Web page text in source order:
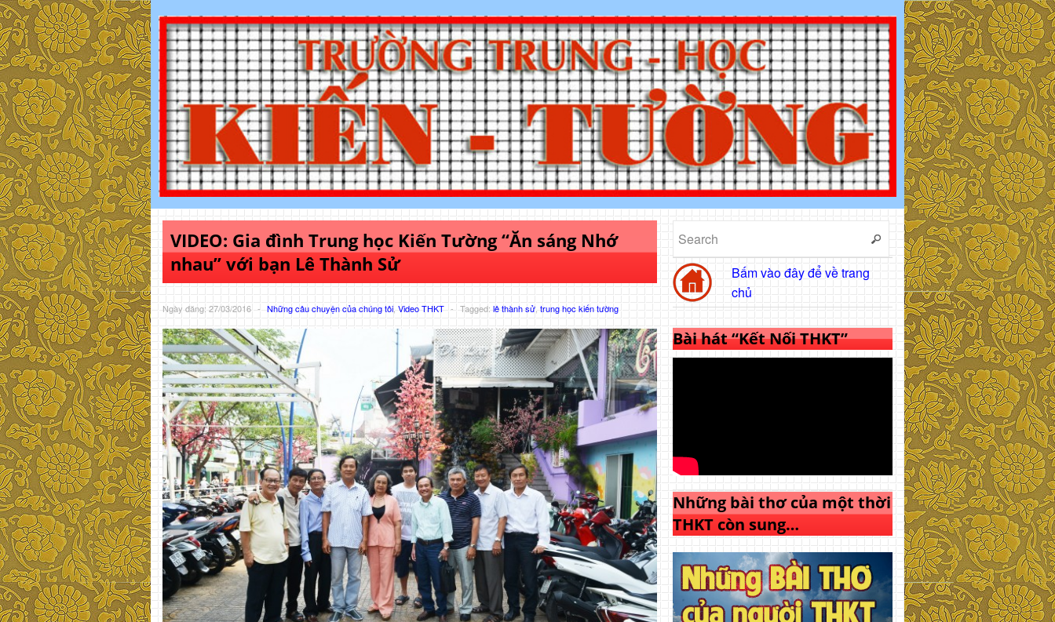
VIDEO: Gia đình Trung học Kiến Tường “Ăn sáng Nhớ
nhau” với bạn Lê Thành Sử
Ngày đăng: 27/03/2016 - Những câu chuyện của chúng tôi Video THKT - Tagged: lê thành sử trung học kiến tường
Bấm vào đây để về trang
chủ
Bài hát “Kết Nối THKT”
Những bài thơ của một thời
THKT còn sung…